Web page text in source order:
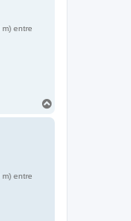
entre
entre